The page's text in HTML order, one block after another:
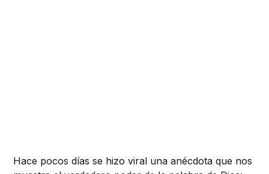
Hace pocos días se hizo viral una anécdota que nos